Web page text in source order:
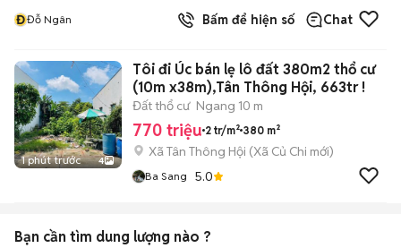
ĐĐỗ Ngân Bấm để hiện số Chat
1 phút trước 4
Tôi đi Úc bán lẹ lô đất 380m2 thổ cư
(10m x38m),Tân Thông Hội, 663tr !
Đất thổ cư Ngang 10 m
770 triệu 2 tr/m² 380 m²
Xã Tân Thông Hội (Xã Củ Chi mới)
Ba Sang 5.0
Bạn cần tìm dung lượng nào ?